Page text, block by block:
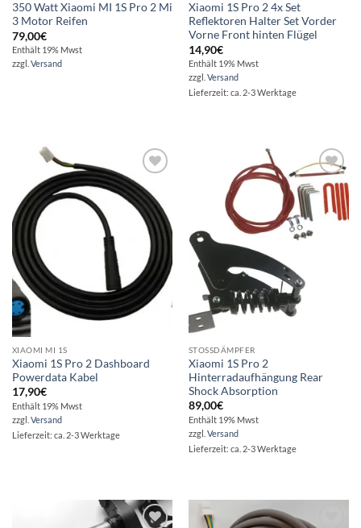
350 Watt Xiaomi MI 1S Pro 2 Mi
3 Motor Reifen
79,00€
Enthält 19% Mwst
zzgl. Versand
Xiaomi 1S Pro 2 4x Set
Reflektoren Halter Set Vorder
Vorne Front hinten Flügel
14,90€
Enthält 19% Mwst
zzgl. Versand
Lieferzeit: ca. 2-3 Werktage
Auf die
Wunschliste
XIAOMI MI 1S
Xiaomi 1S Pro 2 Dashboard
Powerdata Kabel
17,90€
Enthält 19% Mwst
zzgl. Versand
Lieferzeit: ca. 2-3 Werktage
Auf die
Wunschliste
STOSSDÄMPFER
Xiaomi 1S Pro 2
Hinterradaufhängung Rear
Shock Absorption
89,00€
Enthält 19% Mwst
zzgl. Versand
Lieferzeit: ca. 2-3 Werktage